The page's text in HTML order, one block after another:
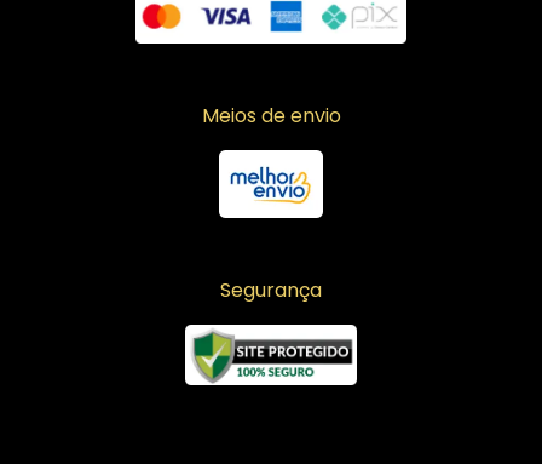
Meios de envio
Segurança